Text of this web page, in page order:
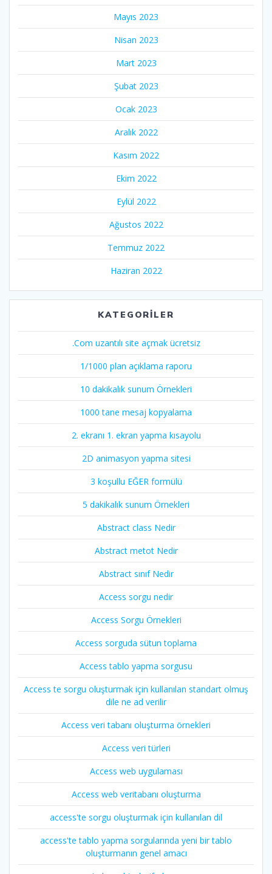
Mayıs 2023
Nisan 2023
Mart 2023
Şubat 2023
Ocak 2023
Aralık 2022
Kasım 2022
Ekim 2022
Eylül 2022
Ağustos 2022
Temmuz 2022
Haziran 2022
KATEGORILER
.Com uzantılı site açmak ücretsiz
1/1000 plan açıklama raporu
10 dakikalık sunum Örnekleri
1000 tane mesaj kopyalama
2. ekranı 1. ekran yapma kısayolu
2D animasyon yapma sitesi
3 koşullu EĞER formülü
5 dakikalık sunum Örnekleri
Abstract class Nedir
Abstract metot Nedir
Abstract sınıf Nedir
Access sorgu nedir
Access Sorgu Örnekleri
Access sorguda sütun toplama
Access tablo yapma sorgusu
Access te sorgu oluşturmak için kullanılan standart olmuş
dile ne ad verilir
Access veri tabanı oluşturma örnekleri
Access veri türleri
Access web uygulaması
Access web veritabanı oluşturma
access'te sorgu oluşturmak için kullanılan dil
access'te tablo yapma sorgularında yeni bir tablo
oluşturmanın genel amacı